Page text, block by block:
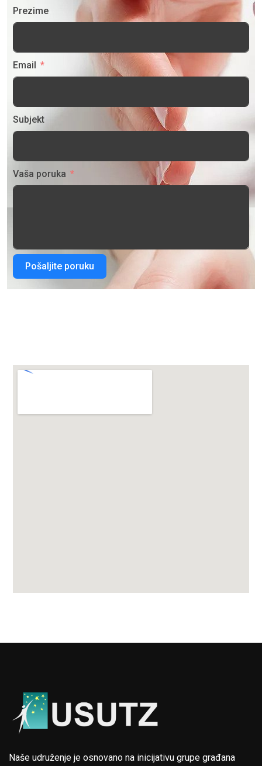
Prezime
Email
Subjekt
Vaša poruka
Pošaljite poruku
Naše udruženje je osnovano na inicijativu grupe građana